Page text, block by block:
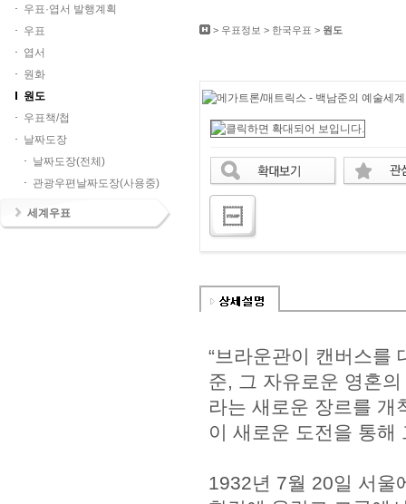
우표·엽서 발행계획
우표
엽서
원화
원도
우표책/첩
날짜도장
날짜도장(전체)
관광우편날짜도장(사용중)
세계우표
> 우표정보 > 한국우표 > 원도
“브라운관이 캔버스를
준, 그 자유로운 영혼
라는 새로운 장르를 개
이 새로운 도전을 통해
1932년 7월 20일 서울